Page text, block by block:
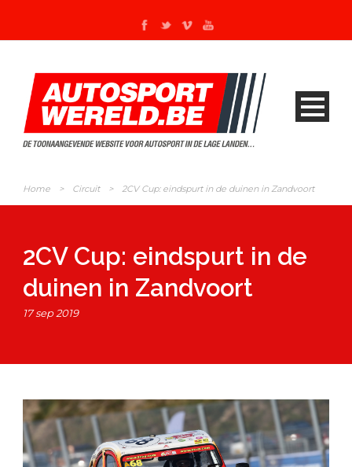
Home > Circuit > 2CV Cup: eindspurt in de duinen in Zandvoort
2CV Cup: eindspurt in de
duinen in Zandvoort
17 sep 2019